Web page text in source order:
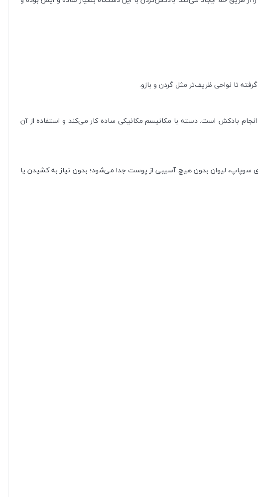
بادکش است. دسته با مکانیسم مکانیکی ساده کار می‌کند و استفاده از آن
لیوان بدون هیچ آسیبی از پوست جدا می‌شود؛ بدون نیاز به کشیدن یا